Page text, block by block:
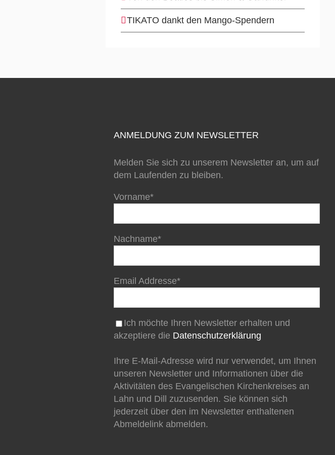
TIKATO dankt den Mango-Spendern
ANMELDUNG ZUM NEWSLETTER
Melden Sie sich zu unserem Newsletter an, um auf
dem Laufenden zu bleiben.
Vorname*
Nachname*
Email Addresse*
Ich möchte Ihren Newsletter erhalten und
akzeptiere die Datenschutzerklärung
Ihre E-Mail-Adresse wird nur verwendet, um Ihnen
unseren Newsletter und Informationen über die
Aktivitäten des Evangelischen Kirchenkreises an
Lahn und Dill zuzusenden. Sie können sich
jederzeit über den im Newsletter enthaltenen
Abmeldelink abmelden.